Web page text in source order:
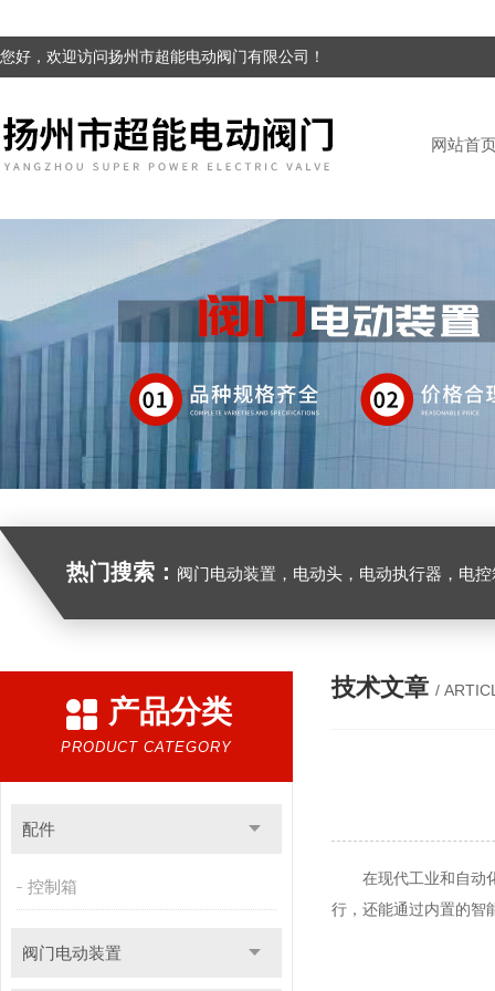
您好，欢迎访问扬州市超能电动阀门有限公司！
网站首
热门搜索： 阀门电动装置，电动头，电动执行器，电
产品分类
PRODUCT CATEGORY
配件
控制箱
阀门电动装置
技术文章 /
在现代工业和自动化
行，还能通过内置的智